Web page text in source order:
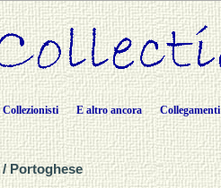
Collezionisti E altro ancora Collegamenti
Portoghese